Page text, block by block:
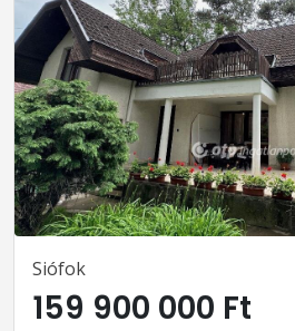
Siófok
159 900 000 Ft